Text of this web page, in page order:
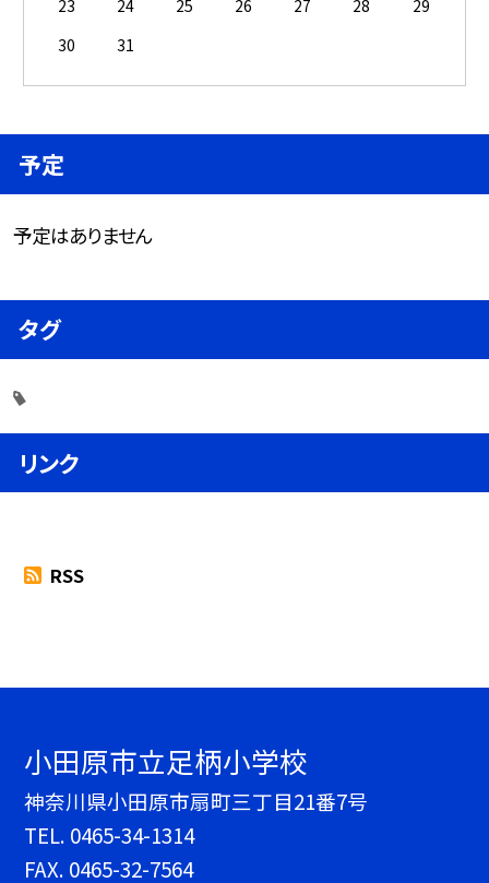
23
24 25 26 27 28
29
30
31
予定
予定はありません
タグ
リンク
RSS
小田原市立足柄小学校
神奈川県小田原市扇町三丁目21番7号
TEL. 0465-34-1314
FAX. 0465-32-7564